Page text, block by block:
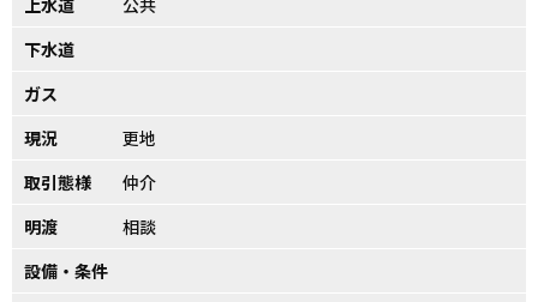
上水道
公共
下水道
ガス
現況
更地
取引態様
仲介
明渡
相談
設備・条件